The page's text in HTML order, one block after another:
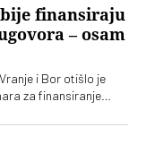
finansiraju
– osam
i Bor otišlo je
za finansiranje
slobode i pravde